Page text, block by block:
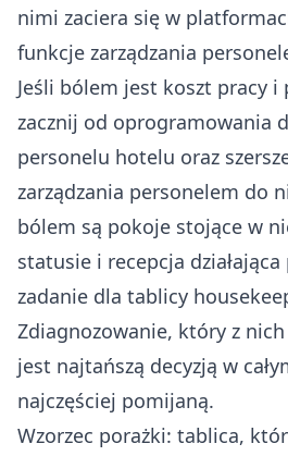
nimi zaciera się w
funkcje zarządzania
Jeśli bólem jest koszt pracy i
zacznij od oprogramowania
personelu hotelu oraz
zarządzania personelem do
bólem są pokoje stojące w
statusie i recepcja
zadanie dla tablicy
Zdiagnozowanie, który z
jest najtańszą decyzją w
najczęściej pomijaną.
Wzorzec porażki: tablica,